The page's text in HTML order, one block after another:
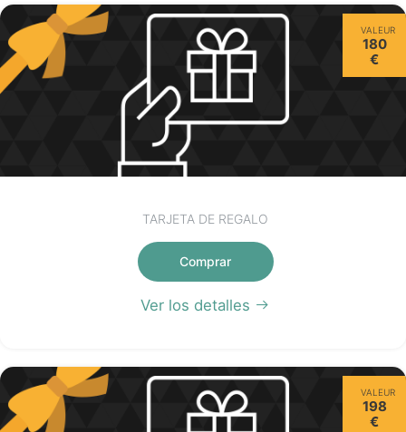
VALEUR
180
€
TARJETA DE REGALO
Comprar
Ver los detalles
VALEUR
198
€